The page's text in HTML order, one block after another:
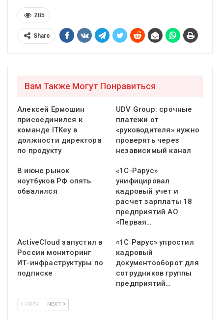
285
Share
Вам Также Могут Понравиться
Алексей Ермошин
присоединился к
команде ITKey в
должности директора
по продукту
UDV Group: срочные
платежи от
«руководителя» нужно
проверять через
независимый канал
В июне рынок
ноутбуков РФ опять
обвалился
«1С-Рарус»
унифицировал
кадровый учет и
расчет зарплаты 18
предприятий АО
«Первая…
ActiveCloud запустил в
России мониторинг
ИТ-инфраструктуры по
подписке
«1С‑Рарус» упростил
кадровый
документооборот для
сотрудников группы
предприятий…
PREV NEXT